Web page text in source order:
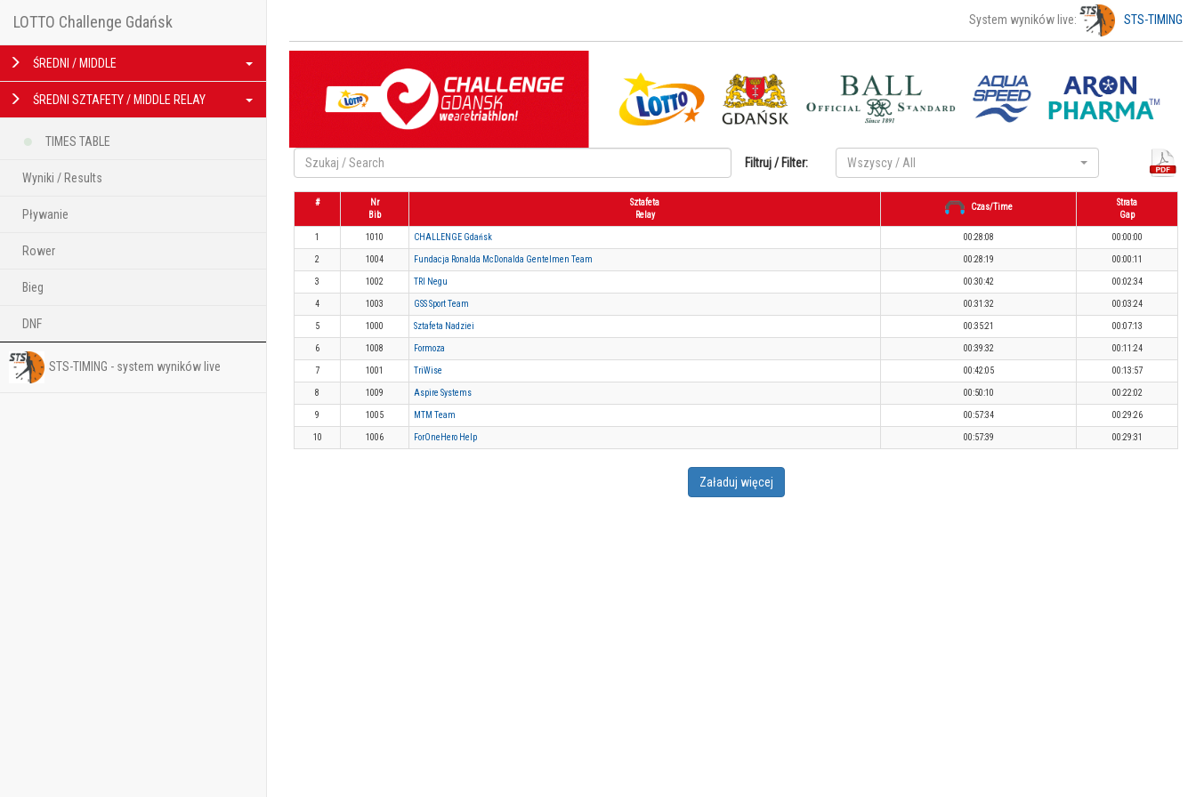
LOTTO Challenge Gdańsk
ŚREDNI / MIDDLE
ŚREDNI SZTAFETY / MIDDLE RELAY
TIMES TABLE
Wyniki / Results
Pływanie
Rower
Bieg
DNF
STS-TIMING - system wyników live
System wyników live: STS-TIMING
Filtruj / Filter: Wszyscy / All
#
Nr
Bib
Sztafeta
Relay
Czas/Time
Strata
Gap
1 1010 CHALLENGE Gdańsk 00:28:08 00:00:00
2 1004 Fundacja Ronalda McDonalda Gentelmen Team 00:28:19 00:00:11
3 1002 TRI Negu 00:30:42 00:02:34
4 1003 GSS Sport Team 00:31:32 00:03:24
5 1000 Sztafeta Nadziei 00:35:21 00:07:13
6 1008 Formoza 00:39:32 00:11:24
7 1001 TriWise 00:42:05 00:13:57
8 1009 Aspire Systems 00:50:10 00:22:02
9 1005 MTM Team 00:57:34 00:29:26
10 1006 ForOneHero Help 00:57:39 00:29:31
Załaduj więcej